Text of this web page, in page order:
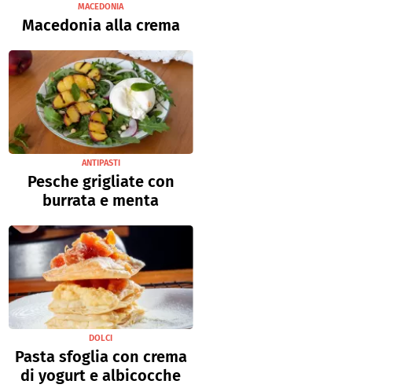
MACEDONIA
Macedonia alla crema
ANTIPASTI
Pesche grigliate con
burrata e menta
DOLCI
Pasta sfoglia con crema
di yogurt e albicocche